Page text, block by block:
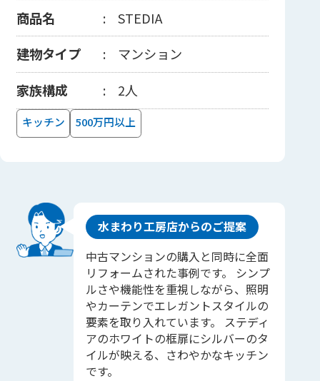
商品名
STEDIA
建物タイプ
マンション
家族構成
2人
キッチン 500万円以上
水まわり工房店からのご提案
中古マンションの購入と同時に全面
リフォームされた事例です。 シンプ
ルさや機能性を重視しながら、照明
やカーテンでエレガントスタイルの
要素を取り入れています。 ステディ
アのホワイトの框扉にシルバーのタ
イルが映える、さわやかなキッチン
です。